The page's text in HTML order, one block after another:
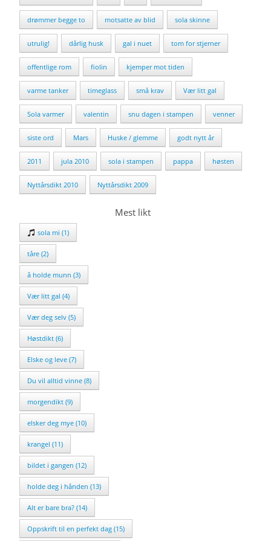
drømmer begge to motsatte av blid sola skinne
utrulig! dårlig husk gal i nuet tom for stjerner
offentlige rom fiolin kjemper mot tiden
varme tanker timeglass små krav Vær litt gal
Sola varmer valentin snu dagen i stampen venner
siste ord Mars Huske / glemme godt nytt år
2011 jula 2010 sola i stampen pappa høsten
Nyttårsdikt 2010 Nyttårsdikt 2009
Mest likt
sola mi (1)
tåre (2)
å holde munn (3)
Vær litt gal (4)
Vær deg selv (5)
Høstdikt (6)
Elske og leve (7)
Du vil alltid vinne (8)
morgendikt (9)
elsker deg mye (10)
krangel (11)
bildet i gangen (12)
holde deg i hånden (13)
Alt er bare bra? (14)
Oppskrift til en perfekt dag (15)